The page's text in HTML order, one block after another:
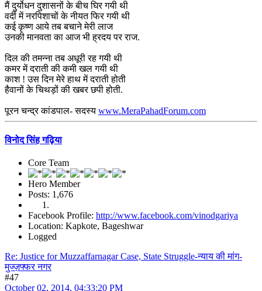
मैं दुर्योधन दुशासनों के बीच घिर गयी थी
वर्दी में नरपिशाचों के नीयत फिर गयी थी
कई कृष्ण आये तब बचाने मेरी लाज
उनकी मानवता का आज भी ह्रदय पर राज.
दिल की तमन्ना तब अधूरी रह गयी थी
कमर में दराती की कमी खल गयी थी
काश ! उस दिन मेरे हाथ में दराती होती
हैवानों के चिथड़ों की खबर छपी होती.
पूरन चन्द्र कांडपाल- सदस्य www.MeraPahadForum.com
विनोद सिंह गढ़िया
Core Team
Hero Member
Posts: 1,676
Facebook Profile: http://www.facebook.com/vinodgariya
Location: Kapkote, Bageshwar
Logged
Re: Justice for Muzzaffarnagar Case, State Struggle-न्याय की मांग-
मुज्ज़फ्फर नगर
#47
October 02, 2014, 04:33:20 PM